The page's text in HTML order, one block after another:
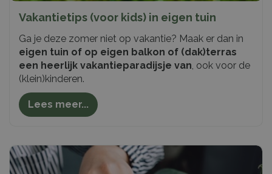
Vakantietips (voor kids) in eigen tuin
Ga je deze zomer niet op vakantie? Maak er dan in
eigen tuin of op eigen balkon of (dak)terras
een heerlijk vakantieparadijsje van, ook voor de
(klein)kinderen.
Lees meer...